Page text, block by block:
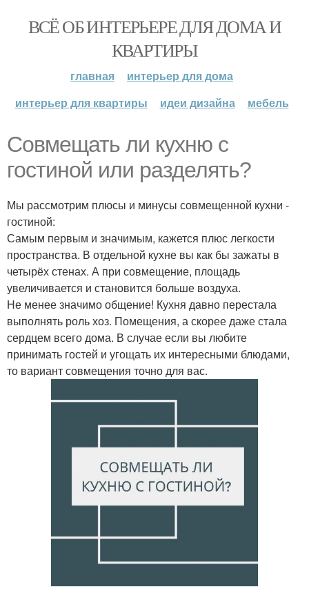
ВСЁ ОБ ИНТЕРЬЕРЕ ДЛЯ ДОМА И
КВАРТИРЫ
главная
интерьер для дома
интерьер для квартиры
идеи дизайна мебель
Совмещать ли кухню с
гостиной или разделять?
Мы рассмотрим плюсы и минусы совмещенной кухни -
гостиной:
Самым первым и значимым, кажется плюс легкости
пространства. В отдельной кухне вы как бы зажаты в
четырёх стенах. А при совмещение, площадь
увеличивается и становится больше воздуха.
Не менее значимо общение! Кухня давно перестала
выполнять роль хоз. Помещения, а скорее даже стала
сердцем всего дома. В случае если вы любите
принимать гостей и угощать их интересными блюдами,
то вариант совмещения точно для вас.